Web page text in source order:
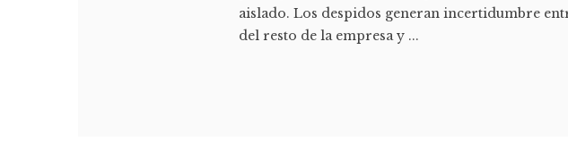
aislado. Los despidos generan incertidumbre
del resto de la empresa y ...